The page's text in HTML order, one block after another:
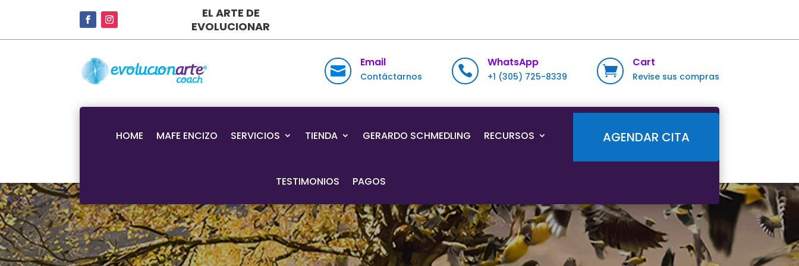
EL ARTE DE
EVOLUCIONAR

Email
Contáctarnos 
WhatsApp
+1 (305) 725-8339 
Cart
Revise sus compras
HOME MAFE ENCIZO SERVICIOS TIENDA GERARDO SCHMEDLING RECURSOS
TESTIMONIOS PAGOS
AGENDAR CITA